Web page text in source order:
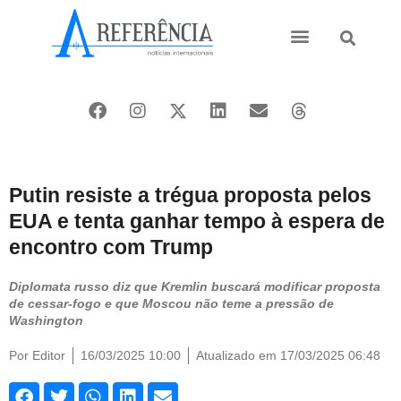
Putin resiste a trégua proposta pelos
EUA e tenta ganhar tempo à espera de
encontro com Trump
Diplomata russo diz que Kremlin buscará modificar proposta
de cessar-fogo e que Moscou não teme a pressão de
Washington
Por Editor 16/03/2025 10:00 Atualizado em 17/03/2025 06:48